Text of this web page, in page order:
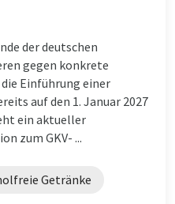
der deutschen
gegen konkrete
Einführung einer
auf den 1. Januar 2027
ein aktueller
zum GKV- ...
Getränke